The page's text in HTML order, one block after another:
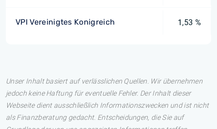
VPI Vereinigtes Konigreich 1,53 %
Unser Inhalt basiert auf verlässlichen Quellen. Wir übernehmen
jedoch keine Haftung für eventuelle Fehler. Der Inhalt dieser
Webseite dient ausschließlich Informationszwecken und ist nicht
als Finanzberatung gedacht. Entscheidungen, die Sie auf